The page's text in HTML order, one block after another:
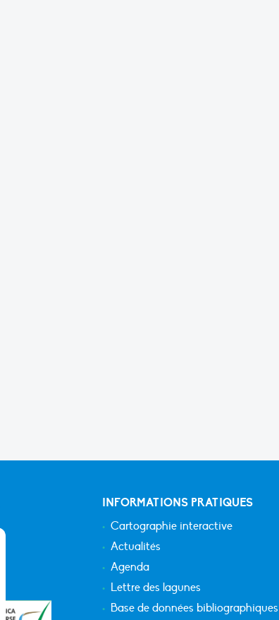
INFORMATIONS PRATIQUES
Cartographie interactive
Actualités
Agenda
Lettre des lagunes
Base de données bibliographiques